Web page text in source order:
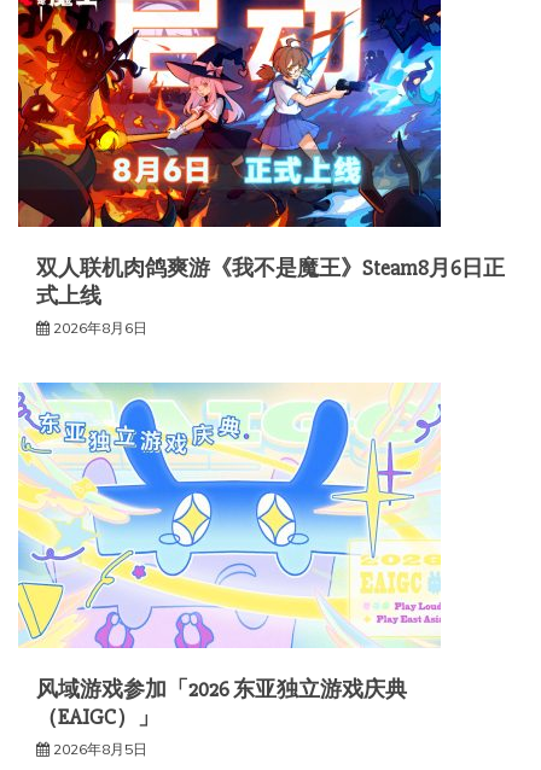
双人联机肉鸽爽游《我不是魔王》Steam8月6日正
式上线
2026年8月6日
风域游戏参加「2026 东亚独立游戏庆典
（EAIGC）」
2026年8月5日